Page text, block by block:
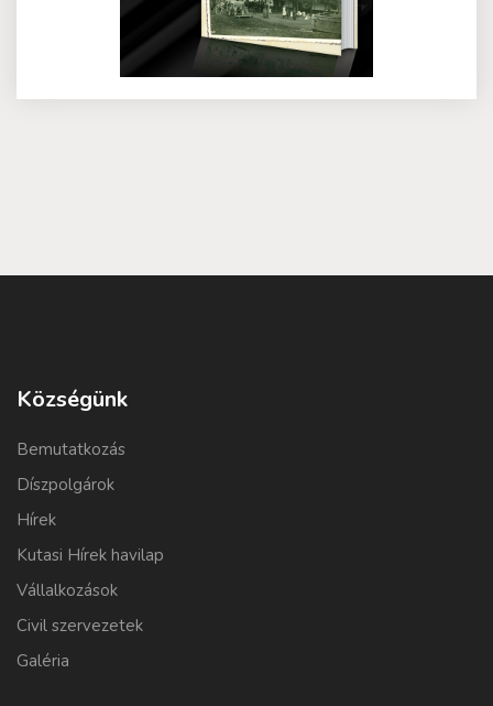
Községünk
Bemutatkozás
Díszpolgárok
Hírek
Kutasi Hírek havilap
Vállalkozások
Civil szervezetek
Galéria